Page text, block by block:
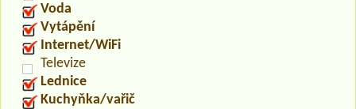
Voda
Vytápění
Internet/WiFi
Televize
Lednice
Kuchyňka/vařič